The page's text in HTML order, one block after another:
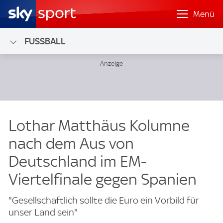
Menü
FUSSBALL
Lothar Matthäus Kolumne
nach dem Aus von
Deutschland im EM-
Viertelfinale gegen Spanien
"Gesellschaftlich sollte die Euro ein Vorbild für
unser Land sein"